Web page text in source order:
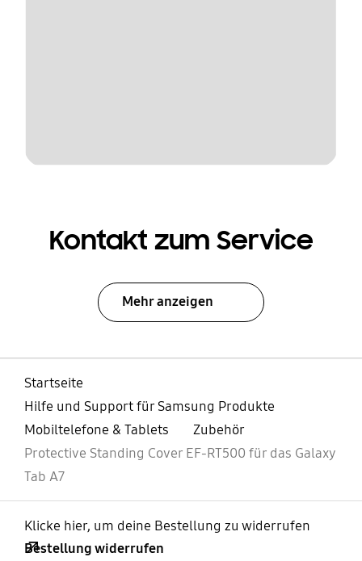
Kontakt zum Service
Mehr anzeigen
Startseite
Hilfe und Support für Samsung Produkte
Mobiltelefone & Tablets
Zubehör
Protective Standing Cover EF-RT500 für das Galaxy
Tab A7
Klicke hier, um deine Bestellung zu widerrufen
Bestellung widerrufen